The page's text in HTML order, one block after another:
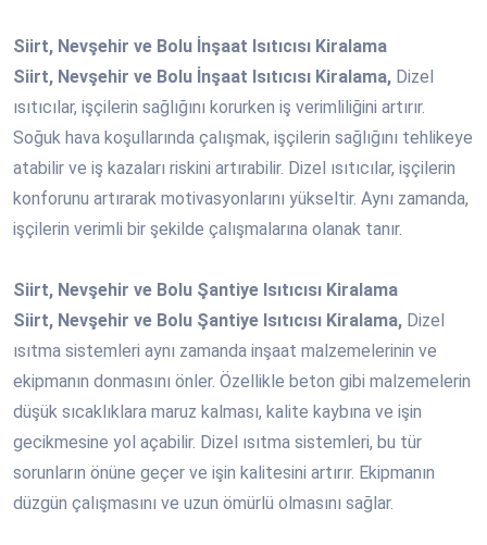
Siirt, Nevşehir ve Bolu İnşaat Isıtıcısı Kiralama
Siirt, Nevşehir ve Bolu İnşaat Isıtıcısı Kiralama, Dizel
ısıtıcılar, işçilerin sağlığını korurken iş verimliliğini artırır.
Soğuk hava koşullarında çalışmak, işçilerin sağlığını tehlikeye
atabilir ve iş kazaları riskini artırabilir. Dizel ısıtıcılar, işçilerin
konforunu artırarak motivasyonlarını yükseltir. Aynı zamanda,
işçilerin verimli bir şekilde çalışmalarına olanak tanır.
Siirt, Nevşehir ve Bolu Şantiye Isıtıcısı Kiralama
Siirt, Nevşehir ve Bolu Şantiye Isıtıcısı Kiralama, Dizel
ısıtma sistemleri aynı zamanda inşaat malzemelerinin ve
ekipmanın donmasını önler. Özellikle beton gibi malzemelerin
düşük sıcaklıklara maruz kalması, kalite kaybına ve işin
gecikmesine yol açabilir. Dizel ısıtma sistemleri, bu tür
sorunların önüne geçer ve işin kalitesini artırır. Ekipmanın
düzgün çalışmasını ve uzun ömürlü olmasını sağlar.